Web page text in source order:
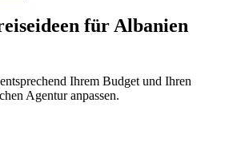
für Albanien
Ihrem Budget und Ihren
Agentur anpassen.